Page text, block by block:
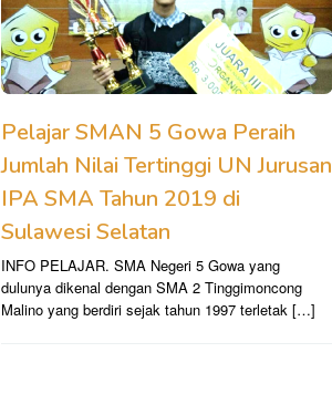
Pelajar SMAN 5 Gowa Peraih
Jumlah Nilai Tertinggi UN Jurusan
IPA SMA Tahun 2019 di
Sulawesi Selatan
INFO PELAJAR. SMA Negeri 5 Gowa yang
dulunya dikenal dengan SMA 2 Tinggimoncong
Malino yang berdiri sejak tahun 1997 terletak […]